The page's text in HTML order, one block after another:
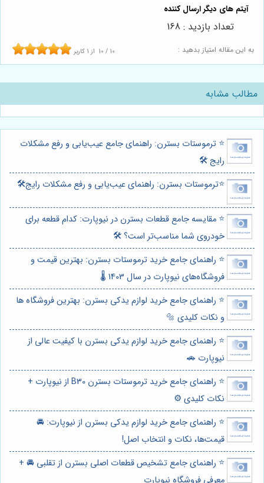
به این مقاله امتیاز بدهید : 10 / 10 از 1 کاربر
تعداد بازدید : 168
مطالب مشابه
⭐️ ترموستات بسترن: راهنمای جامع عیب‌یابی و رفع مشکلات
رایج 🛠️
⭐️ترموستات بسترن: راهنمای عیب‌یابی و رفع مشکلات رایج🛠️
⭐️ مقایسه جامع قطعات بسترن در نیوپارت: کدام قطعه برای
خودروی شما مناسب‌تر است؟ 🛠️
⭐️ راهنمای جامع خرید ترموستات بسترن: بهترین قیمت و
فروشگاه‌های نیوپارت در سال 1403 🌡️
⭐️ راهنمای جامع خرید لوازم یدکی بسترن: بهترین فروشگاه ها
و نکات کلیدی 🔩
⭐️ راهنمای جامع خرید لوازم یدکی بسترن با کیفیت عالی از
نیوپارت 🚗
⭐️ راهنمای جامع خرید ترموستات بسترن B30 از نیوپارت +
نکات کلیدی ⚙️
⭐️ راهنمای جامع خرید لوازم یدکی بسترن از نیوپارت: 🚘
قیمت‌ها، نکات و انتخاب اصل!
⭐️ راهنمای جامع تشخیص قطعات اصلی بسترن از تقلبی 🚘 +